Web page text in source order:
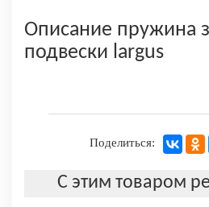
Описание пружина
подвески largus
Поделиться:
С этим товаром